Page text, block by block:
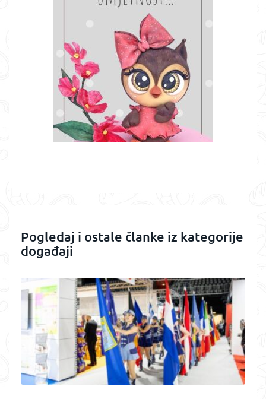
Pogledaj i ostale članke iz kategorije
događaji